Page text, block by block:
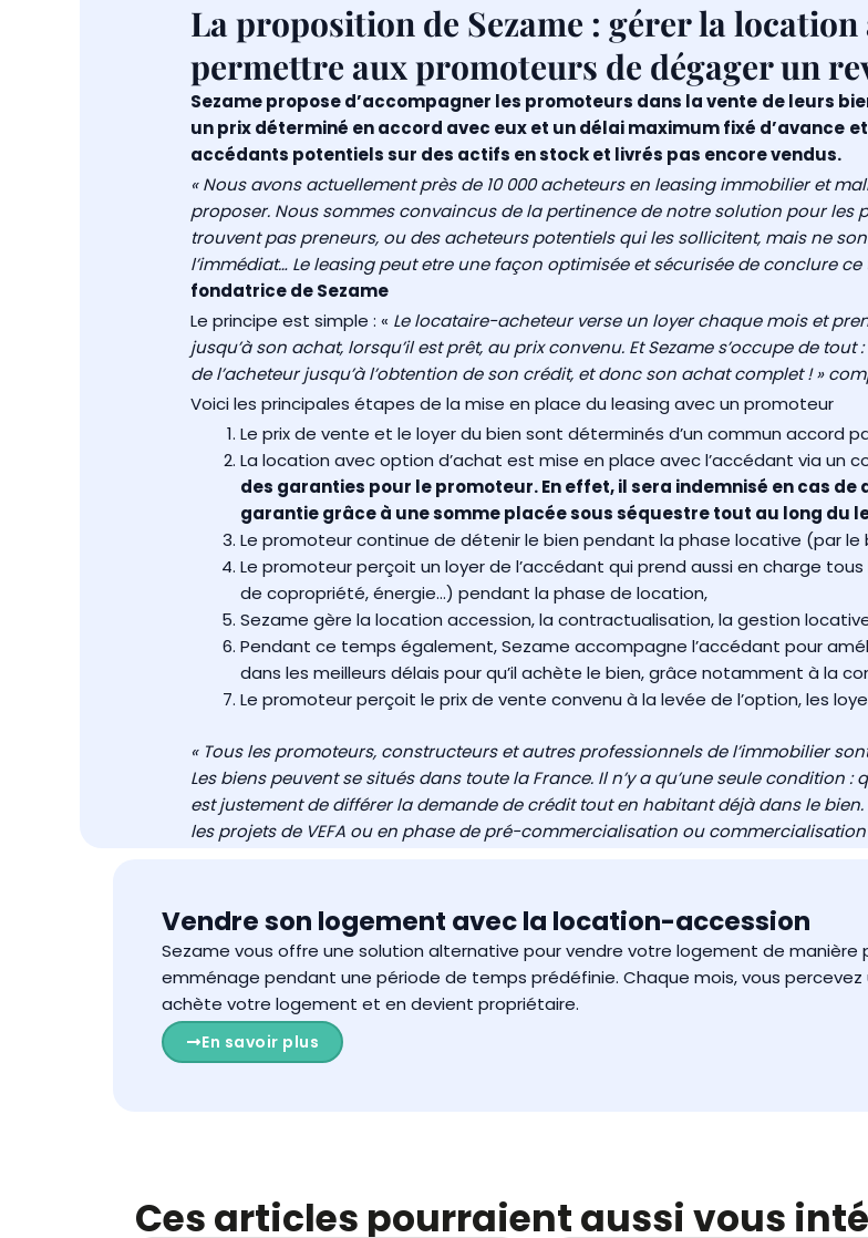
La proposition de Sezame : gérer la location
permettre aux promoteurs de dégager un
Sezame propose d’accompagner les promoteurs dans la vente de leurs
un prix déterminé en accord avec eux et un délai maximum fixé d’avance
accédants potentiels sur des actifs en stock et livrés pas encore vendus.
« Nous avons actuellement près de 10 000 acheteurs en leasing immobilier et
proposer. Nous sommes convaincus de la pertinence de notre solution pour
trouvent pas preneurs, ou des acheteurs potentiels qui les sollicitent, mais ne
l’immédiat… Le leasing peut etre une façon optimisée et sécurisée de conclure ce
fondatrice de Sezame
Le principe est simple : « Le locataire-acheteur verse un loyer chaque mois et
jusqu’à son achat, lorsqu’il est prêt, au prix convenu. Et Sezame s’occupe de
de l’acheteur jusqu’à l’obtention de son crédit, et donc son achat complet ! »
Voici les principales étapes de la mise en place du leasing avec un promoteur
Le prix de vente et le loyer du bien sont déterminés d’un commun accord
La location avec option d’achat est mise en place avec l’accédant via un
des garanties pour le promoteur. En effet, il sera indemnisé en cas
garantie grâce à une somme placée sous séquestre tout au long du
Le promoteur continue de détenir le bien pendant la phase locative (par le
Le promoteur perçoit un loyer de l’accédant qui prend aussi en charge
de copropriété, énergie…) pendant la phase de location,
Sezame gère la location accession, la contractualisation, la gestion
Pendant ce temps également, Sezame accompagne l’accédant pour
dans les meilleurs délais pour qu’il achète le bien, grâce notamment à la
Le promoteur perçoit le prix de vente convenu à la levée de l’option, les
« Tous les promoteurs, constructeurs et autres professionnels de l’immobilier
Les biens peuvent se situés dans toute la France. Il n’y a qu’une seule condition
est justement de différer la demande de crédit tout en habitant déjà dans le
les projets de VEFA ou en phase de pré-commercialisation ou commercialisation
Vendre son logement avec la location-accession
Sezame vous offre une solution alternative pour vendre votre logement de manière
emménage pendant une période de temps prédéfinie. Chaque mois, vous
achète votre logement et en devient propriétaire.
En savoir plus
Ces articles pourraient aussi vous